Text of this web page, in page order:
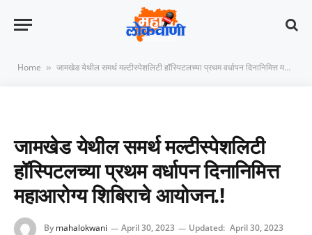
Home » जामखेड येथील समर्थ मल्टीस्पेशलिटी हॉस्पिटलच्या प्रथम वर्धापन दिनानिमित्त महाआरोग्य शिबिराचे आयोजन.!
जामखेड येथील समर्थ मल्टीस्पेशलिटी
हॉस्पिटलच्या प्रथम वर्धापन दिनानिमित्त
महाआरोग्य शिबिराचे आयोजन.!
By mahalokwani April 30, 2023 Updated: April 30, 2023